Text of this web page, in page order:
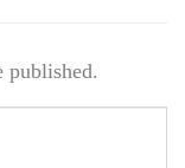
published.